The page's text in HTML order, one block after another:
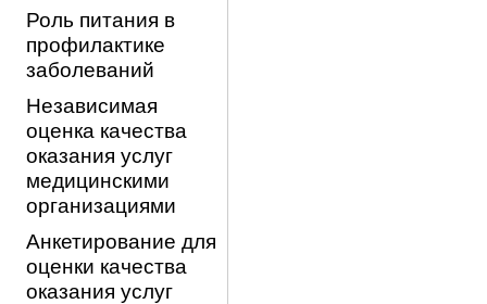
Роль питания в
профилактике
заболеваний
Независимая
оценка качества
оказания услуг
медицинскими
организациями
Анкетирование для
оценки качества
оказания услуг